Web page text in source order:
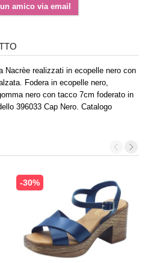
Nacrèe realizzati in ecopelle nero con
Fodera in ecopelle nero,
nero con tacco 7cm foderato in
396033 Cap Nero. Catalogo
-30%